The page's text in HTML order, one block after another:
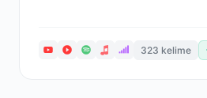
323 kelime